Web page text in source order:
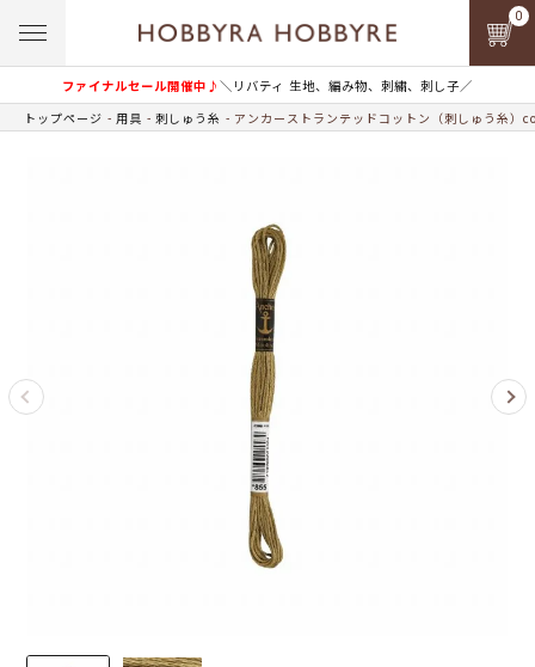
ファイナルセール開催中♪＼リバティ 生地、編み物、刺繍、刺し子／
0
トップページ 用具 刺しゅう糸 アンカーストランテッドコットン（刺しゅう糸）